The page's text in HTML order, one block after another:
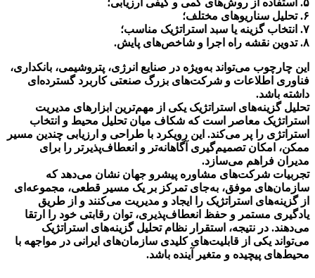
۵. استفاده از روش‌های کمی و کیفی ارزیابی؛
۶. تحلیل سناریوهای مختلف؛
۷. انتخاب گزینه یا سبد استراتژیک مناسب؛
۸. تدوین نقشه راه اجرا و شاخص‌های پایش.
این چارچوب می‌تواند به‌ویژه در صنایع انرژی، پتروشیمی، بانکداری،
فناوری اطلاعات و شرکت‌های بزرگ صنعتی کاربرد گسترده‌ای
داشته باشد.
تحلیل گزینه‌های استراتژیک یکی از مهم‌ترین ابزارهای مدیریت
استراتژیک معاصر است که شکاف میان تحلیل محیط و انتخاب
استراتژی را پر می‌کند. این رویکرد با طراحی و ارزیابی چندین مسیر
ممکن، امکان تصمیم‌گیری آگاهانه‌تر و انعطاف‌پذیرتر را برای
مدیران فراهم می‌سازد.
تجربیات شرکت‌های مشاوره پیشرو جهان نشان می‌دهد که
سازمان‌های موفق، به‌جای تمرکز بر یک مسیر قطعی، مجموعه‌ای
از گزینه‌های استراتژیک را ایجاد و مدیریت می‌کنند و از طریق
یادگیری مستمر و حفظ انعطاف‌پذیری، توان رقابتی خود را ارتقا
می‌دهند. در نتیجه، استقرار نظام تحلیل گزینه‌های استراتژیک
می‌تواند یکی از قابلیت‌های کلیدی سازمان‌های ایرانی در مواجهه با
محیط‌های پیچیده و متغیر آینده باشد.